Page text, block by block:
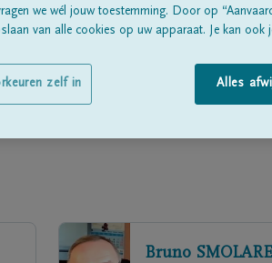
Bruno
we wél jouw toestemming. Door op
van alle cookies op uw apparaat. Je kan ook
Alles
zelf in